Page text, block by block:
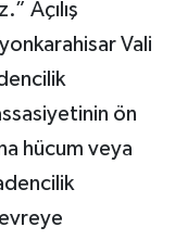
Açılış
Vali
ön
hücum veya